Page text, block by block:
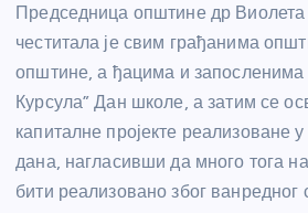
Председница општине др
честитала је свим грађанима
општине, а ђацима и
Курсула” Дан школе, а затим се
капиталне пројекте реализоване
дана, нагласивши да много тога
бити реализовано због